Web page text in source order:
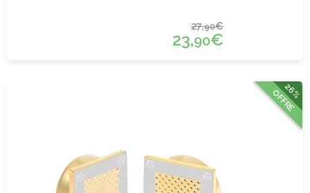
27,90€
23,90€
26%
OFFRE